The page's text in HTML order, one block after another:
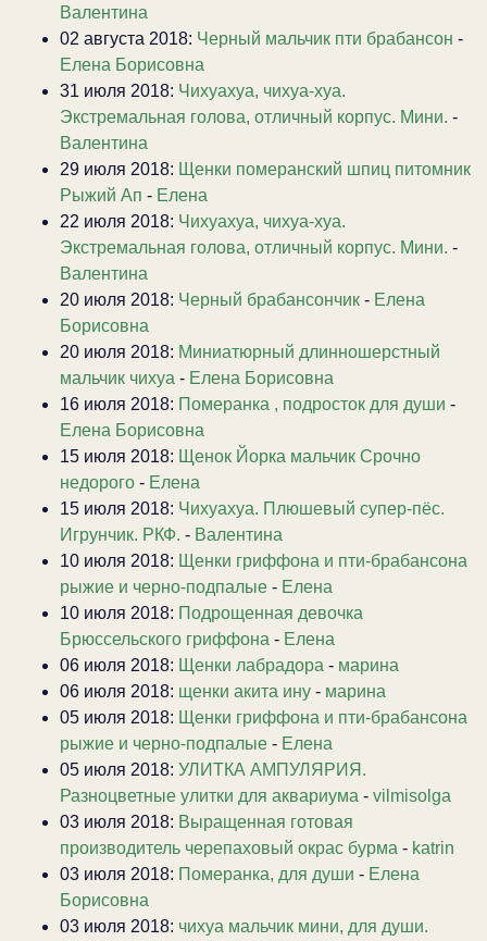
Валентина
02 августа 2018: Черный мальчик пти брабансон -
Елена Борисовна
31 июля 2018: Чихуахуа, чихуа-хуа.
Экстремальная голова, отличный корпус. Мини. -
Валентина
29 июля 2018: Щенки померанский шпиц питомник
Рыжий Ап - Елена
22 июля 2018: Чихуахуа, чихуа-хуа.
Экстремальная голова, отличный корпус. Мини. -
Валентина
20 июля 2018: Черный брабансончик - Елена
Борисовна
20 июля 2018: Миниатюрный длинношерстный
мальчик чихуа - Елена Борисовна
16 июля 2018: Померанка , подросток для души -
Елена Борисовна
15 июля 2018: Щенок Йорка мальчик Срочно
недорого - Елена
15 июля 2018: Чихуахуа. Плюшевый супер-пёс.
Игрунчик. РКФ. - Валентина
10 июля 2018: Щенки гриффона и пти-брабансона
рыжие и черно-подпалые - Елена
10 июля 2018: Подрощенная девочка
Брюссельского гриффона - Елена
06 июля 2018: Щенки лабрадора - марина
06 июля 2018: щенки акита ину - марина
05 июля 2018: Щенки гриффона и пти-брабансона
рыжие и черно-подпалые - Елена
05 июля 2018: УЛИТКА АМПУЛЯРИЯ.
Разноцветные улитки для аквариума - vilmisolga
03 июля 2018: Выращенная готовая
производитель черепаховый окрас бурма - katrin
03 июля 2018: Померанка, для души - Елена
Борисовна
03 июля 2018: чихуа мальчик мини, для души.